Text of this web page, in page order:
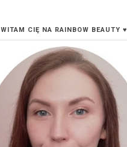
WITAM CIĘ NA RAINBOW BEAUTY ♥